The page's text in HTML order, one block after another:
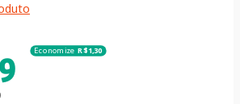
Economize R$1,30